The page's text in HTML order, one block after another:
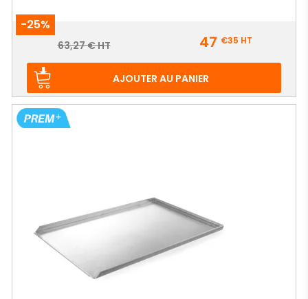
-25%
Prix
Prix
63,27 € HT 47 €35 HT
AJOUTER AU PANIER